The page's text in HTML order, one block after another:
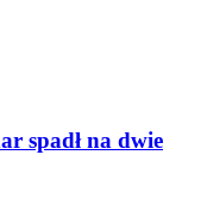
spadł na dwie